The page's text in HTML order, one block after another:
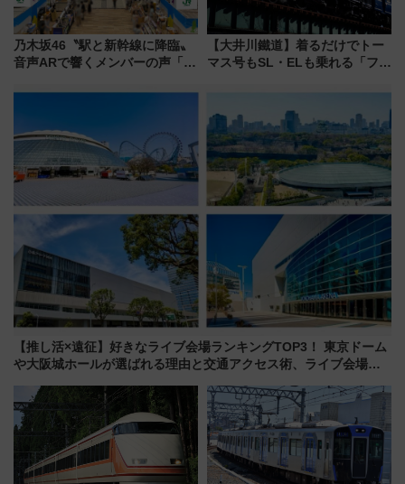
乃木坂46〝駅と新幹線に降臨〟
音声ARで響くメンバーの声「真
【大井川鐵道】着るだけでトー
マス号もSL・ELも乗れる「フリ
【推し活×遠征】好きなライブ会場ランキングTOP3！ 東京ドーム
や大阪城ホールが選ばれる理由と交通アクセス術、ライブ会場に